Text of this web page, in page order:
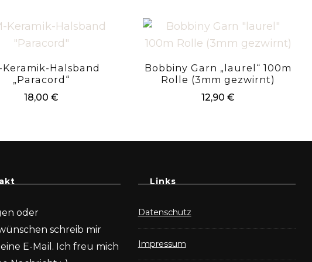
Keramik-Halsband
„Paracord“
18,00 €
Bobbiny Garn „laurel“ 100m
Rolle (3mm gezwirnt)
12,90€
oder
schreib mir
E-Mail. Ich freu mich
Links
Datenschutz
Impressum